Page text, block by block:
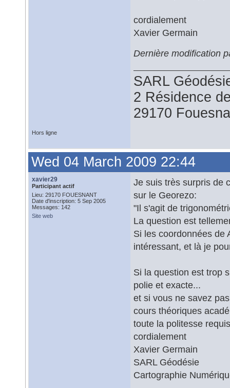
cordialement
Xavier Germain
Dernière modification
SARL
2 Résidence
29170
Hors ligne
Wed 04 March 2009 22:44
xavier29
Participant actif
Lieu: 29170 FOUESNANT
Date d'inscription: 5 Sep 2005
Messages: 142
Site web
Je suis très surpris de
sur le Georezo:
"Il s'agit de
La question est
Si les coordonnées de
intéressant, et là je
Si la question est trop
polie et exacte...
et si vous ne savez
cours théoriques
toute la politesse
cordialement
Xavier Germain
SARL Géodésie
Cartographie